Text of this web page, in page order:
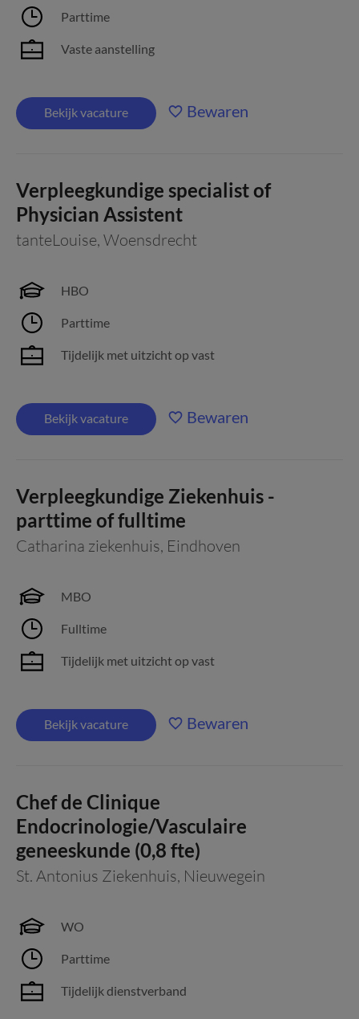
Parttime
Vaste aanstelling
Bekijk vacature Bewaren
Verpleegkundige specialist of
Physician Assistent
tanteLouise, Woensdrecht
HBO
Parttime
Tijdelijk met uitzicht op vast
Bekijk vacature Bewaren
Verpleegkundige Ziekenhuis -
parttime of fulltime
Catharina ziekenhuis, Eindhoven
MBO
Fulltime
Tijdelijk met uitzicht op vast
Bekijk vacature Bewaren
Chef de Clinique
Endocrinologie/Vasculaire
geneeskunde (0,8 fte)
St. Antonius Ziekenhuis, Nieuwegein
WO
Parttime
Tijdelijk dienstverband